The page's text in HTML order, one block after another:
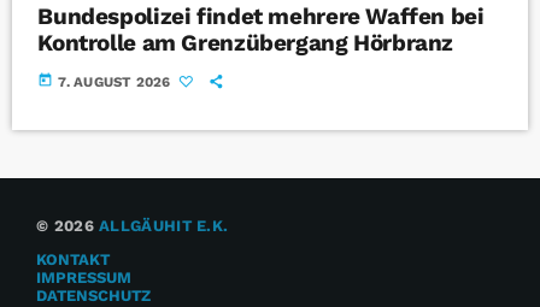
Bundespolizei findet mehrere Waffen bei
Kontrolle am Grenzübergang Hörbranz
today 7. AUGUST 2026
© 2026ALLGÄUHIT E.K.
KONTAKT
IMPRESSUM
DATENSCHUTZ